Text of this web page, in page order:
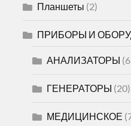
Планшеты (2)
ПРИБОРЫ И
АНАЛИЗАТОРЫ
ГЕНЕРАТОРЫ (20)
МЕДИЦИНСКОЕ